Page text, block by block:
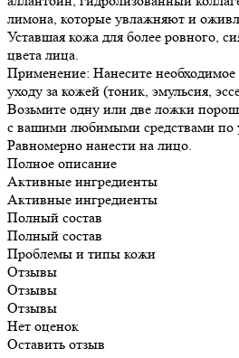
лимона, которые увлажняют и
Уставшая кожа для более ровного,
цвета лица.
Применение: Нанесите необходимое
уходу за кожей (тоник, эмульсия,
Возьмите одну или две ложки
с вашими любимыми средствами по
Равномерно нанести на лицо.
Полное описание
Активные ингредиенты
Активные ингредиенты
Полный состав
Полный состав
Проблемы и типы кожи
Отзывы
Отзывы
Отзывы
Нет оценок
Оставить отзыв